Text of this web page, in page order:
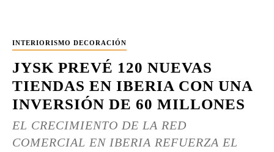
INTERIORISMO DECORACIÓN
JYSK PREVÉ 120 NUEVAS
TIENDAS EN IBERIA CON UNA
INVERSIÓN DE 60 MILLONES
EL CRECIMIENTO DE LA RED
COMERCIAL EN IBERIA REFUERZA EL